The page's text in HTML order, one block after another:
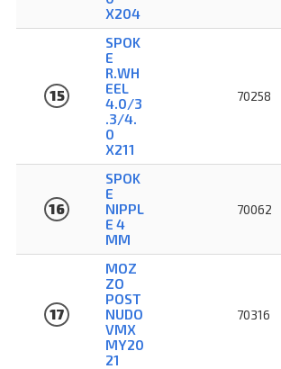
X204
15
SPOK
E
R.WH
EEL
4.0/3
.3/4.
0
X211
70258
16
SPOK
E
NIPPL
E 4
MM
70062
17
MOZ
ZO
POST
NUDO
VMX
MY20
21
70316